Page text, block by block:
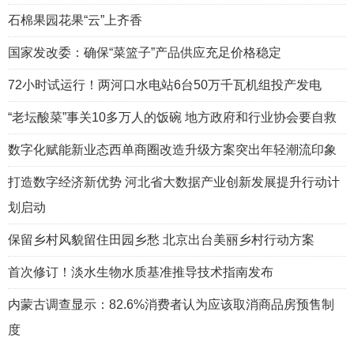
石棉果园花果“云”上齐香
国家发改委：确保“菜篮子”产品供应充足价格稳定
72小时试运行！两河口水电站6台50万千瓦机组投产发电
“老坛酸菜”事关10多万人的饭碗 地方政府和行业协会要自救
数字化赋能新业态西单商圈改造升级方案突出年轻潮流印象
打造数字经济新优势 河北省大数据产业创新发展提升行动计
划启动
保留乡村风貌留住田园乡愁 北京出台美丽乡村行动方案
首次修订！淡水生物水质基准推导技术指南发布
内蒙古调查显示：82.6%消费者认为应该取消商品房预售制
度